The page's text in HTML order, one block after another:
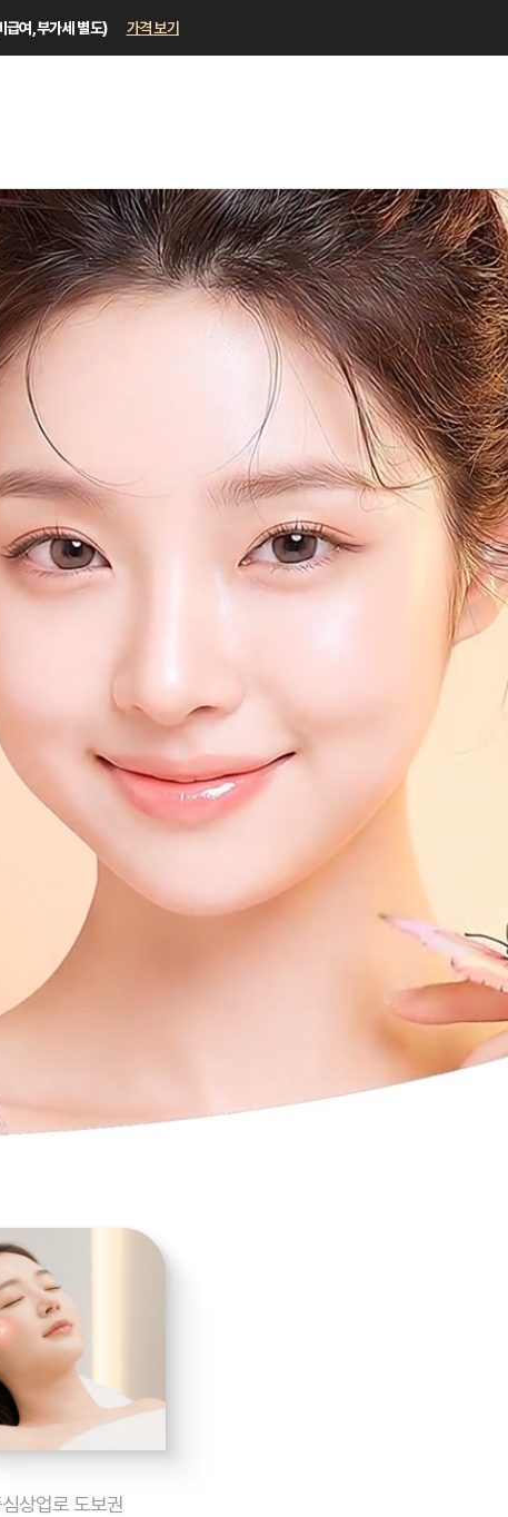
여, 부가세 별도) 가격 보기
상업로 도보권